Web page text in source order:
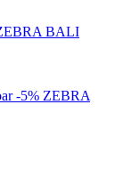
BALI
-5% ZEBRA